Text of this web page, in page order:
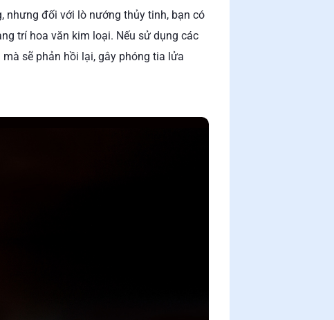
nhưng đối với lò nướng thủy tinh, bạn có
trí hoa văn kim loại. Nếu sử dụng các
sẽ phản hồi lại, gây phóng tia lửa